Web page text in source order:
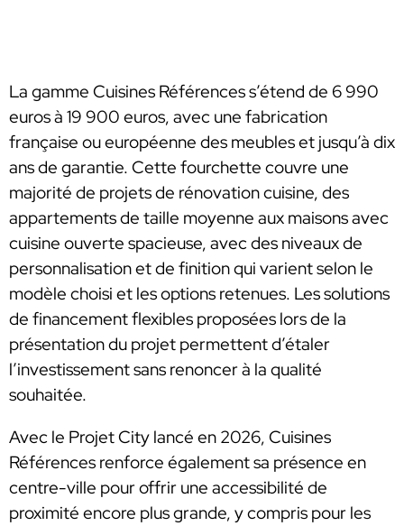
La gamme Cuisines Références s’étend de 6 990
euros à 19 900 euros, avec une fabrication
française ou européenne des meubles et jusqu’à dix
ans de garantie. Cette fourchette couvre une
majorité de projets de rénovation cuisine, des
appartements de taille moyenne aux maisons avec
cuisine ouverte spacieuse, avec des niveaux de
personnalisation et de finition qui varient selon le
modèle choisi et les options retenues. Les solutions
de financement flexibles proposées lors de la
présentation du projet permettent d’étaler
l’investissement sans renoncer à la qualité
souhaitée.
Avec le Projet City lancé en 2026, Cuisines
Références renforce également sa présence en
centre-ville pour offrir une accessibilité de
proximité encore plus grande, y compris pour les